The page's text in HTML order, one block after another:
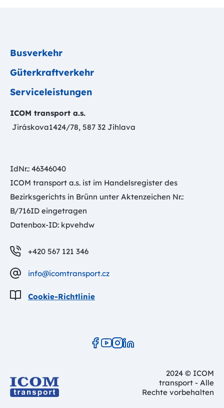
Busverkehr
Güterkraftverkehr
Serviceleistungen
ICOM transport a.s.
Jiráskova1424/78, 587 32 Jihlava
IdNr.: 46346040
ICOM transport a.s. ist im Handelsregister des
Bezirksgerichts in Brünn unter Aktenzeichen Nr.:
B/716ID eingetragen
Datenbox-ID: kpvehdw
+420 567 121 346
info@icomtransport.cz
Cookie-Richtlinie
2024 © ICOM
transport - Alle
Rechte vorbehalten